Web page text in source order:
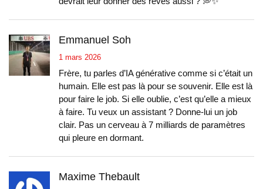
Emmanuel Soh
1 mars 2026
Frère, tu parles d’IA générative comme si c’était un
humain. Elle est pas là pour se souvenir. Elle est là
pour faire le job. Si elle oublie, c’est qu’elle a mieux
à faire. Tu veux un assistant ? Donne-lui un job
clair. Pas un cerveau à 7 milliards de paramètres
qui pleure en dormant.
Maxime Thebault